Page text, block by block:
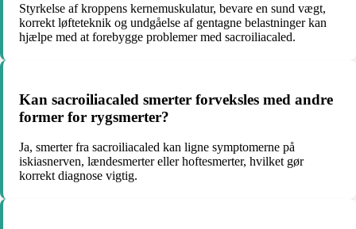
Styrkelse af kroppens kernemuskulatur, bevare en sund vægt,
korrekt løfteteknik og undgåelse af gentagne belastninger kan
hjælpe med at forebygge problemer med sacroiliacaled.
Kan sacroiliacaled smerter forveksles med andre
former for rygsmerter?
Ja, smerter fra sacroiliacaled kan ligne symptomerne på
iskiasnerven, lændesmerter eller hoftesmerter, hvilket gør
korrekt diagnose vigtig.